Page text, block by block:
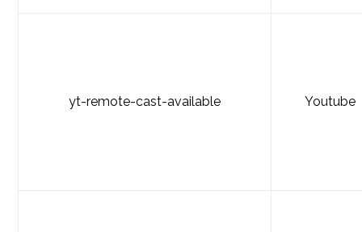
yt-remote-cast-available Youtube